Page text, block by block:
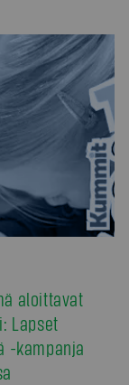
aloittavat
Lapset
-kampanja